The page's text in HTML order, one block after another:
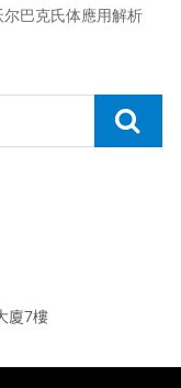
巴克氏体應用解析
廈7樓